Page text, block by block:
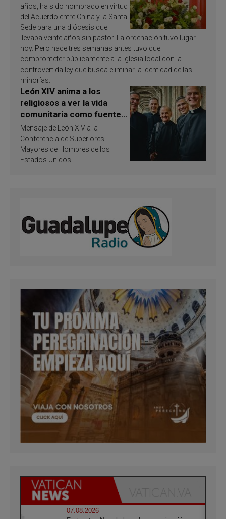
años, ha sido nombrado en virtud
del Acuerdo entre China y la Santa
Sede para una diócesis que
llevaba veinte años sin pastor. La ordenación tuvo lugar
hoy. Pero hace tres semanas antes tuvo que
comprometer públicamente a la Iglesia local con la
controvertida ley que busca eliminar la identidad de las
minorías.
León XIV anima a los
religiosos a ver la vida
comunitaria como fuente
de inspiración y
santificación
Mensaje de León XIV a la
Conferencia de Superiores
Mayores de Hombres de los
Estados Unidos
07.08.2026